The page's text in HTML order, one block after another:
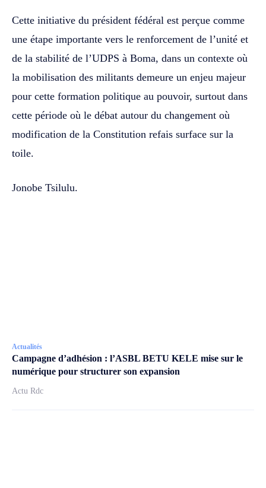
Cette initiative du président fédéral est perçue comme
une étape importante vers le renforcement de l’unité et
de la stabilité de l’UDPS à Boma, dans un contexte où
la mobilisation des militants demeure un enjeu majeur
pour cette formation politique au pouvoir, surtout dans
cette période où le débat autour du changement où
modification de la Constitution refais surface sur la
toile.
Jonobe Tsilulu.
Actualités
Campagne d’adhésion : l’ASBL BETU KELE mise sur le
numérique pour structurer son expansion
Actu Rdc